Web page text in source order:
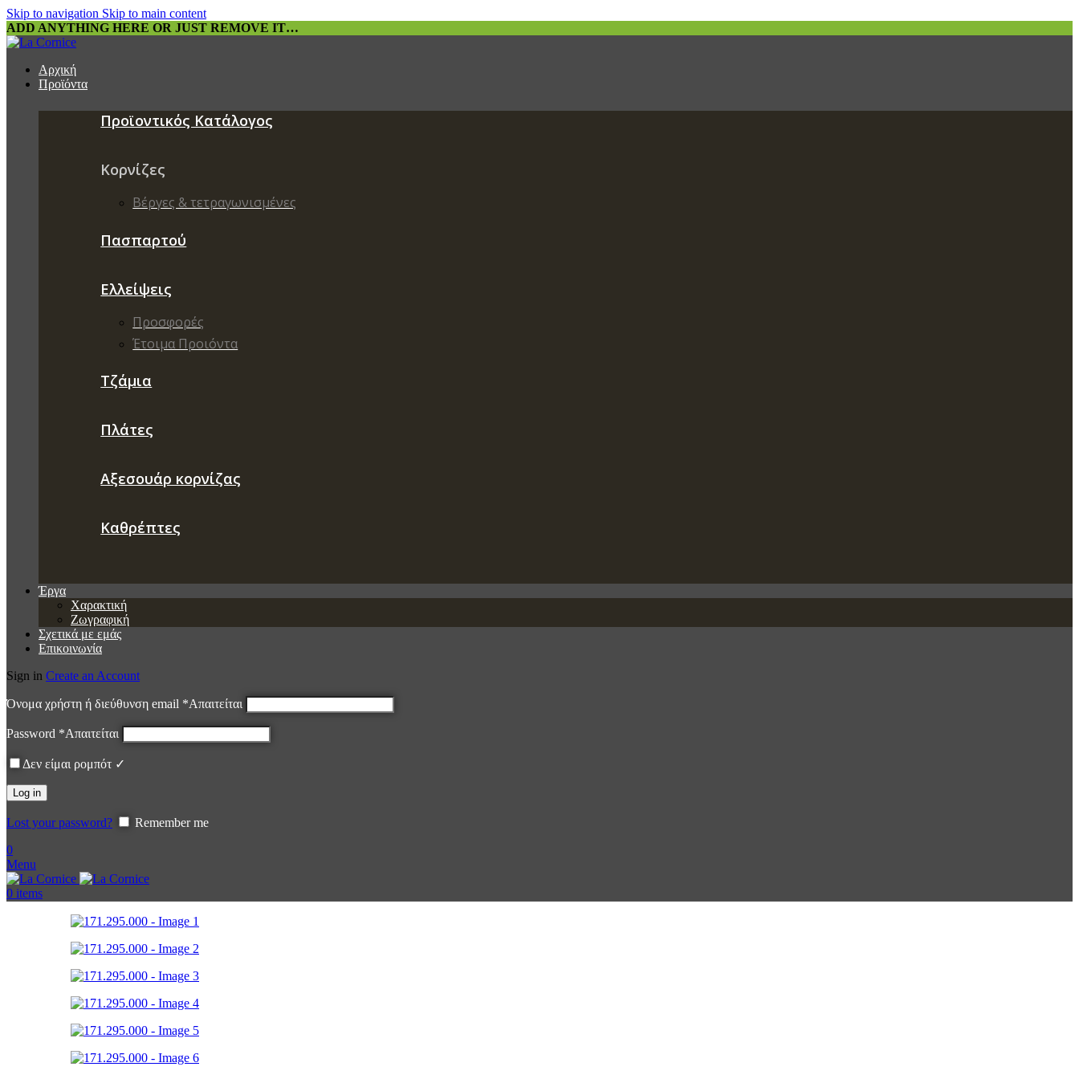
Skip to navigation Skip to main content
ADD ANYTHING HERE OR JUST REMOVE IT…
Αρχική
Προϊόντα
Προϊοντικός Κατάλογος
Κορνίζες
Βέργες & τετραγωνισμένες
Πασπαρτού
Ελλείψεις
Προσφορές
Έτοιμα Προιόντα
Τζάμια
Πλάτες
Αξεσουάρ κορνίζας
Καθρέπτες
Έργα
Χαρακτική
Ζωγραφική
Σχετικά με εμάς
Επικοινωνία
Sign in Create an Account
Όνομα χρήστη ή διεύθυνση email *Απαιτείται
Password *Απαιτείται
Δεν είμαι ρομπότ ✓
Log in
Lost your password?
Remember me
0
Menu
0 items